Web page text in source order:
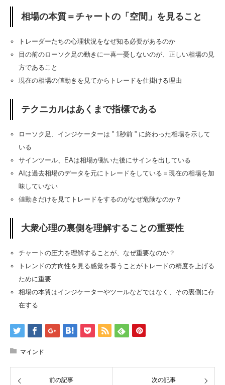
相場の本質＝チャートの「空間」を見ること
トレーダーたちの心理状況をなぜ知る必要があるのか
目の前のローソク足の動きに一喜一憂しないのが、正しい相場の見
方であること
現在の相場の値動きを見てからトレードを仕掛ける理由
テクニカルはあくまで指標である
ローソク足、インジケーターは ” 1秒前 ” に終わった相場を示して
いる
サインツール、EAは相場が動いた後にサインを出している
AIは過去相場のデータを元にトレードをしている＝現在の相場を加
味していない
値動きだけを見てトレードをするのがなぜ危険なのか？
大衆心理の裏側を理解することの重要性
チャートの圧力を理解することが、なぜ重要なのか？
トレンドの方向性を見る感覚を養うことがトレードの精度を上げる
ために重要
相場の本質はインジケーターやツールなどではなく、その裏側に存
在する
マインド
前の記事 次の記事